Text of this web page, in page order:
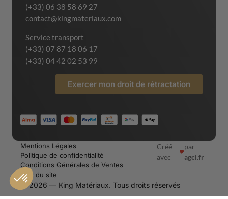
(+33) 06 38 58 69 27
contact@kingmateriaux.com
Service transport
(+33) 07 87 18 06 17
(+33) 04 42 02 53 99
Exercer mon droit de rétractation
© 2026 — King Matériaux. Tous droits réservés
Mentions Légales
Politique de confidentialité
Conditions Générales de Ventes
Plan du site
Créé
avec
par
agci.fr